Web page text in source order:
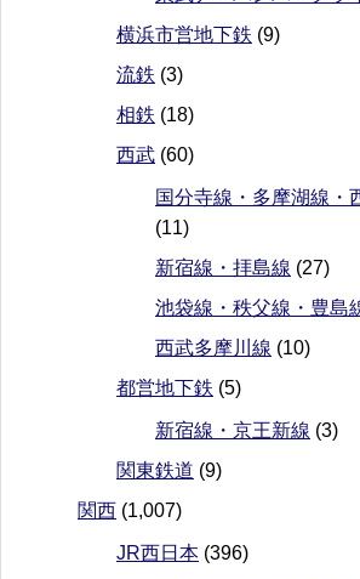
横浜市営地下鉄 (9)
流鉄 (3)
相鉄 (18)
西武 (60)
国分寺線・多摩湖線・
(11)
新宿線・拝島線 (27)
池袋線・秩父線・豊島
西武多摩川線 (10)
都営地下鉄 (5)
新宿線・京王新線 (3)
関東鉄道 (9)
関西 (1,007)
JR西日本 (396)